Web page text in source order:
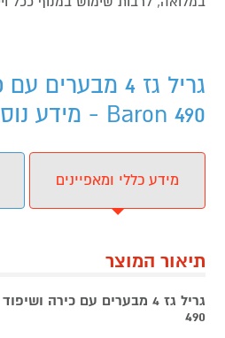
Baron 490 - מידע נוסף
מידע כללי ומאפיינים
תיאור המוצר
490